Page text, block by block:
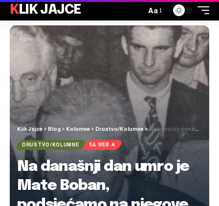
KLIK JAJCE Aa
Klik Jajce > Blog > Kolumne > Drustvo/Kolumne>Na današnji dan umro je Mate Boban, podsjećamo na njegove riječi o Hrvatima Bosne i Hercegovine
DRUSTVO/KOLUMNE SA WEB-A
Na današnji dan umro je
Mate Boban,